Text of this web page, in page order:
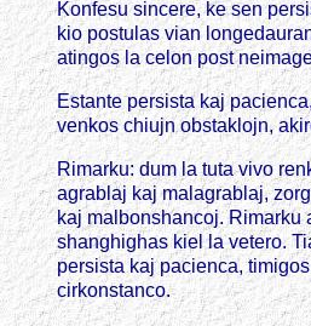
Konfesu sincere, ke sen
kio postulas vian
atingos la celon post
Estante persista kaj
venkos chiujn obstaklojn,
Rimarku: dum la tuta vivo
agrablaj kaj malagrablaj,
kaj malbonshancoj. Rimarku
shanghighas kiel la vetero.
persista kaj pacienca,
cirkonstanco.